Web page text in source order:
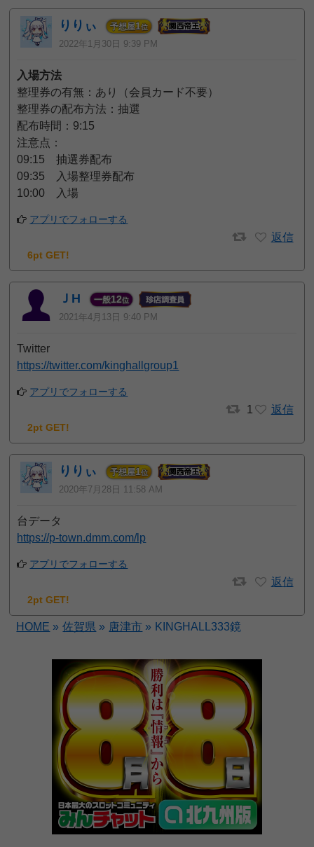
りりぃ 予想屋1位
2022年1月30日 9:39 PM
入場方法
整理券の有無：あり（会員カード不要）
整理券の配布方法：抽選
配布時間：9:15
注意点：
09:15 抽選券配布
09:35 入場整理券配布
10:00 入場
アプリでフォローする
返信
6pt GET!
ＪH 一般12位
2021年4月13日 9:40 PM
Twitter
https://twitter.com/kinghallgroup1
アプリでフォローする
1 返信
2pt GET!
りりぃ 予想屋1位
2020年7月28日 11:58 AM
台データ
https://p-town.dmm.com/lp
アプリでフォローする
返信
2pt GET!
HOME » 佐賀県 » 唐津市 » KINGHALL333鏡